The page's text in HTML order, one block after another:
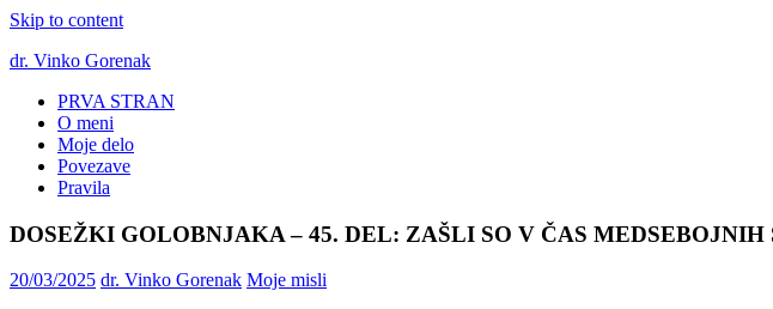
Skip to content
dr. Vinko Gorenak
Bivši
poslanec
PRVA STRAN
O meni
Moje delo
Povezave
Pravila
DOSEŽKI GOLOBNJAKA – 45. DEL: ZAŠLI SO V ČAS MEDSEBOJNIH
20/03/2025 dr. Vinko Gorenak Moje misli